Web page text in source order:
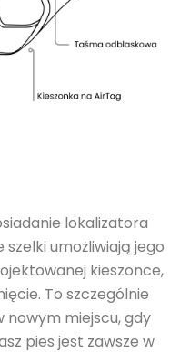
lokalizatora
szelki umożliwiają jego
kieszonce,
To szczególnie
miejscu, gdy
pies jest zawsze w